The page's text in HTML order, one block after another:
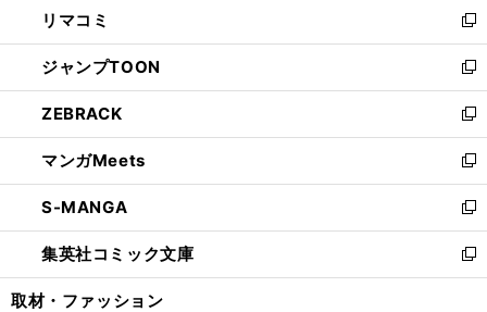
で
開
く
ド
ウ
で
開
く
ィ
ン
ド
ウ
で
開
く
い
ウ
ィ
ン
ド
ウ
で
開
く
リマコミ
新
し
い
ウ
ィ
ン
ド
ウ
で
開
く
ジャンプTOON
新
し
い
ウ
ィ
ン
ド
ウ
で
開
ZEBRACK
新
し
い
ウ
ィ
ン
ド
ウ
マンガMeets
新
し
い
ウ
ィ
ン
S-MANGA
新
し
い
ウ
集英社コミック文庫
新
し
取材・ファッション